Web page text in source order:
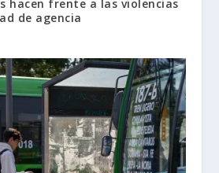
hacen frente a las violencias
de agencia